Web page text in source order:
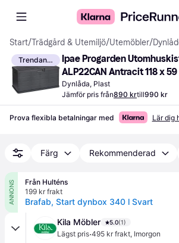
Start/Trädgård & Utemiljö/Utemöbler/
Trendande
Ipae Progarden
ALP22CAN Antracit 118 x
Dynlåda, Plast
Jämför pris från890 krtill990 kr
Prova flexibla betalningar med Lär dig
Färg Rekommenderad
ANNONS
Från Hulténs
199 kr frakt
Brafab, Start dynbox 340 l Svart
Kila Möbler 5.0(1)
Lägst pris·495 kr frakt, Imorgon